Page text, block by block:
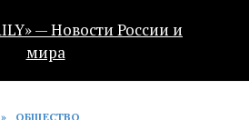
» ОБЩЕСТВО